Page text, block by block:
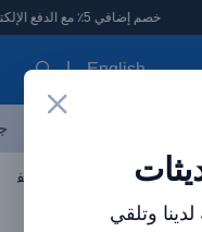
في الإمارات
خصم إضافي 5٪ مع الدفع الإلكتروني
English
وتلقي
سفر